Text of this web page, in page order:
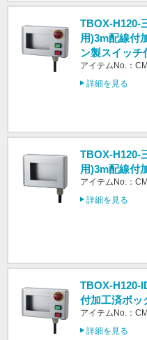
TBOX-H120-
用)3m配線付
ン製スイッチ
アイテムNo.：
詳細を見る
TBOX-H120-
用)3m配線付
アイテムNo.：
詳細を見る
TBOX-H120-
付加工済ボッ
アイテムNo.：
詳細を見る